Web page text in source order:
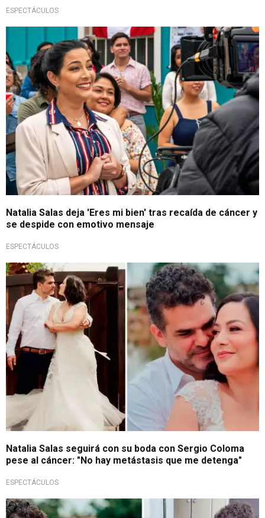
ESPECTÁCULOS
Natalia Salas deja 'Eres mi bien' tras recaída de cáncer y
se despide con emotivo mensaje
ESPECTÁCULOS
¡Boda sigue en pie!
Natalia Salas seguirá con su boda con Sergio Coloma
pese al cáncer: "No hay metástasis que me detenga"
ESPECTÁCULOS
¡Siempre juntos!